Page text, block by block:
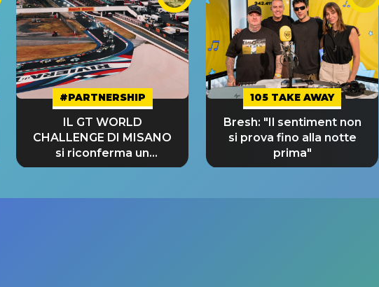
#PARTNERSHIP
IL GT WORLD
CHALLENGE DI MISANO
si riconferma un
GRANDE SUCCESSO!
105 TAKE AWAY
Bresh: "Il sentiment non
si prova fino alla notte
prima"